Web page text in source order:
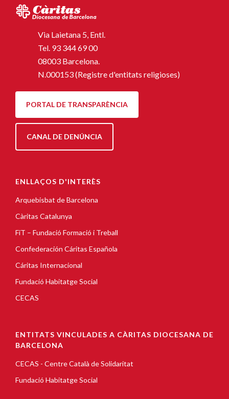
Via Laietana 5, Entl.
Tel. 93 344 69 00
08003 Barcelona.
N.000153 (Registre d'entitats religioses)
PORTAL DE TRANSPARÈNCIA
CANAL DE DENÚNCIA
ENLLAÇOS D'INTERÈS
Arquebisbat de Barcelona
Càritas Catalunya
FiT – Fundació Formació i Treball
Confederación Cáritas Española
Cáritas Internacional
Fundació Habitatge Social
CECAS
ENTITATS VINCULADES A CÀRITAS DIOCESANA DE
BARCELONA
CECAS - Centre Català de Solidaritat
Fundació Habitatge Social